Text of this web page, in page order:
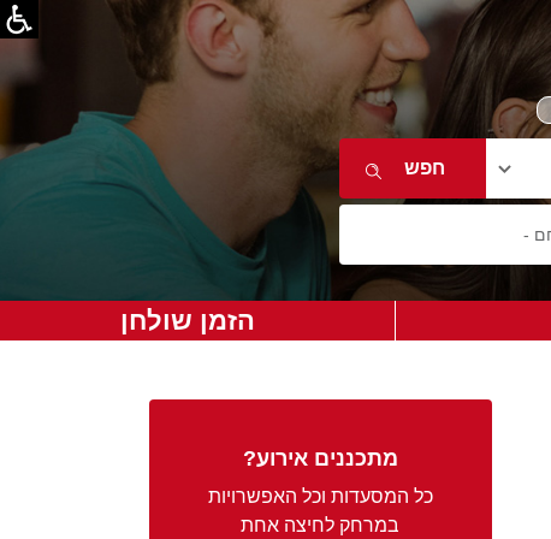
הזמן שולחן
מתכננים אירוע?
כל המסעדות וכל האפשרויות
במרחק לחיצה אחת